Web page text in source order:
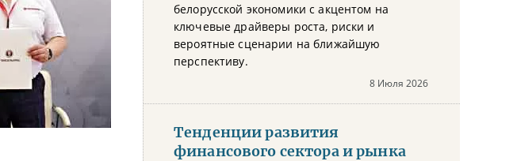
белорусской экономики с акцентом на
ключевые драйверы роста, риски и
вероятные сценарии на ближайшую
перспективу.
8 Июля 2026
Тенденции развития
финансового сектора и рынка